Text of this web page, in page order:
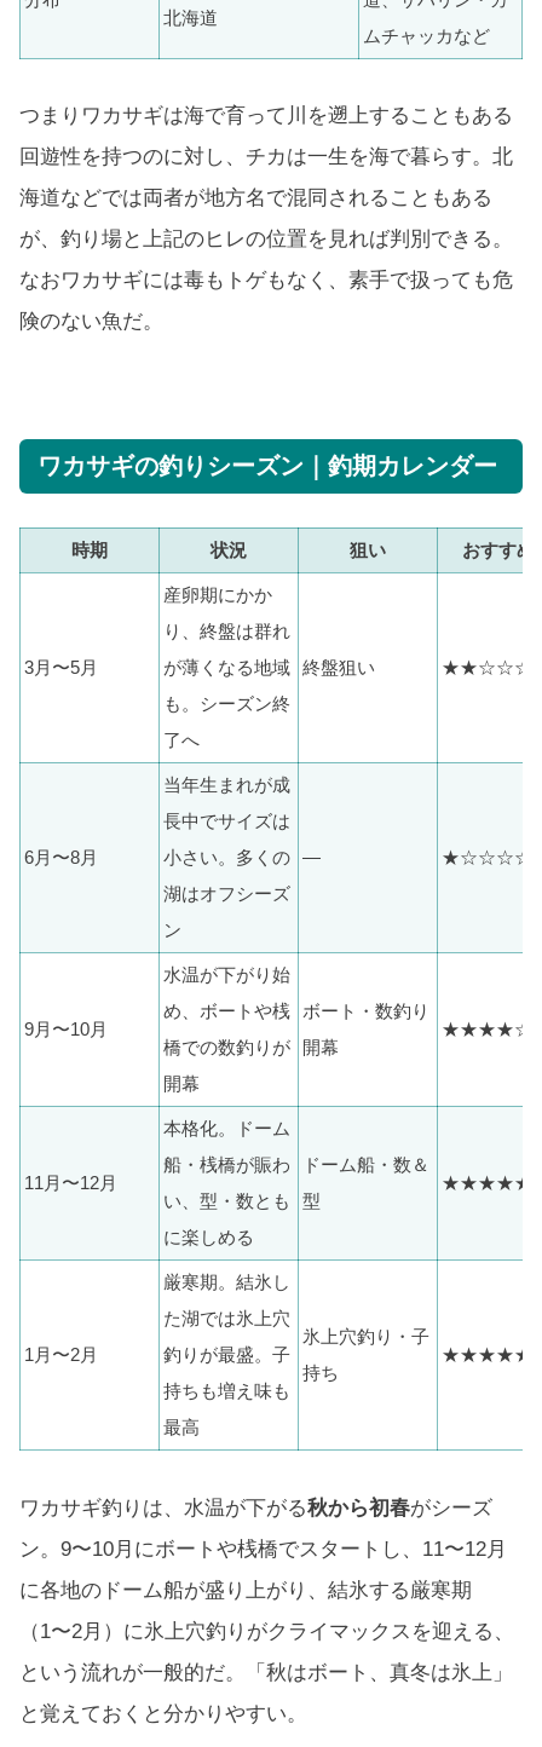
北海道
ムチャッカなど
つまりワカサギは海で育って川を遡上することもある
回遊性を持つのに対し、チカは一生を海で暮らす。北
海道などでは両者が地方名で混同されることもある
が、釣り場と上記のヒレの位置を見れば判別できる。
なおワカサギには毒もトゲもなく、素手で扱っても危
険のない魚だ。
ワカサギの釣りシーズン｜釣期カレンダー
時期 状況 狙い おすすめ
3月〜5月
産卵期にかか
り、終盤は群れ
が薄くなる地域
も。シーズン終
了へ
終盤狙い ★★☆☆☆
6月〜8月
当年生まれが成
長中でサイズは
小さい。多くの
湖はオフシーズ
ン
— ★☆☆☆☆
9月〜10月
水温が下がり始
め、ボートや桟
橋での数釣りが
開幕
ボート・数釣り
開幕
★★★★☆
11月〜12月
本格化。ドーム
船・桟橋が賑わ
い、型・数とも
に楽しめる
ドーム船・数＆
型
★★★★★
1月〜2月
厳寒期。結氷し
た湖では氷上穴
釣りが最盛。子
持ちも増え味も
最高
氷上穴釣り・子
持ち
★★★★★
ワカサギ釣りは、水温が下がる秋から初春がシーズ
ン。9〜10月にボートや桟橋でスタートし、11〜12月
に各地のドーム船が盛り上がり、結氷する厳寒期
（1〜2月）に氷上穴釣りがクライマックスを迎える、
という流れが一般的だ。「秋はボート、真冬は氷上」
と覚えておくと分かりやすい。